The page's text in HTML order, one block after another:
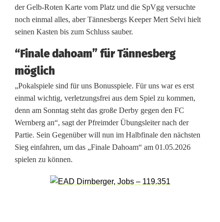
n
T
ä
n
n
e
s
b
e
der Gelb-Roten Karte vom Platz und die SpVgg versuchte
noch einmal alles, aber Tännesbergs Keeper Mert Selvi hielt
seinen Kasten bis zum Schluss sauber.
“Finale dahoam” für Tännesberg
möglich
„Pokalspiele sind für uns Bonusspiele. Für uns war es erst
einmal wichtig, verletzungsfrei aus dem Spiel zu kommen,
denn am Sonntag steht das große Derby gegen den FC
Wernberg an“, sagt der Pfreimder Übungsleiter nach der
Partie. Sein Gegenüber will nun im Halbfinale den nächsten
Sieg einfahren, um das „Finale Dahoam“ am 01.05.2026
spielen zu können.